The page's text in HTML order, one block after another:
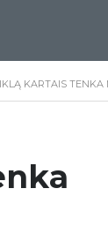
KARTAIS TENKA